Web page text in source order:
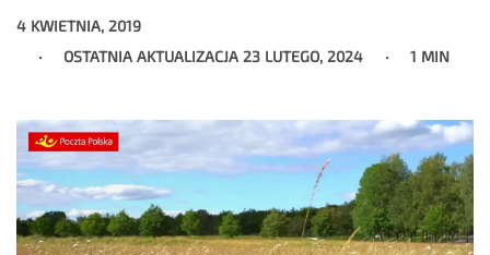
4 KWIETNIA, 2019
OSTATNIA AKTUALIZACJA 23 LUTEGO, 2024 1 MIN